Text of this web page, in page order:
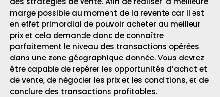
marge possible au moment de la revente car il est
en effet primordial de pouvoir acheter au meilleur
prix et cela demande donc de connaître
parfaitement le niveau des transactions opérées
dans une zone géographique donnée. Vous devrez
être capable de repérer les opportunités d’achat et
de vente, de négocier les prix et les conditions, et de
conclure des transactions profitables.